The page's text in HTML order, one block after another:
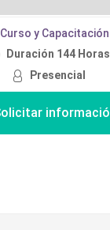
Curso y Capacitación
Duración 144 Horas
Presencial